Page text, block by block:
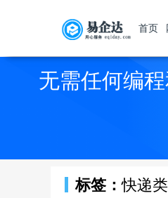
首页
无需任何编
标签：快递类